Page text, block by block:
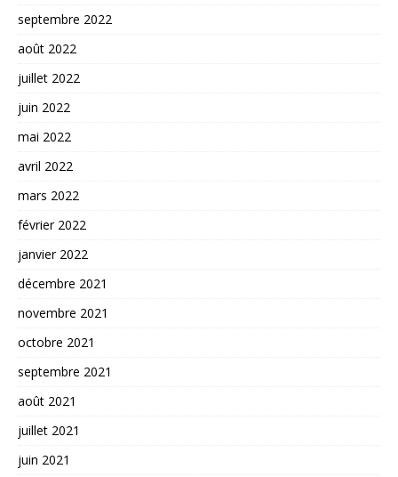
septembre 2022
août 2022
juillet 2022
juin 2022
mai 2022
avril 2022
mars 2022
février 2022
janvier 2022
décembre 2021
novembre 2021
octobre 2021
septembre 2021
août 2021
juillet 2021
juin 2021